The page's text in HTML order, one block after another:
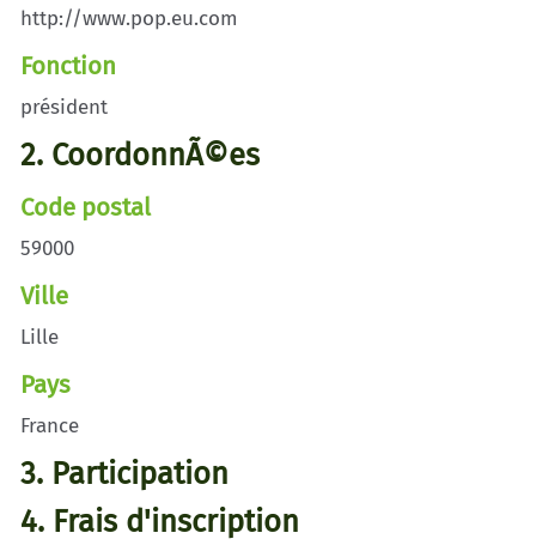
http://www.pop.eu.com
Fonction
président
2. CoordonnÃ©es
Code postal
59000
Ville
Lille
Pays
France
3. Participation
4. Frais d'inscription